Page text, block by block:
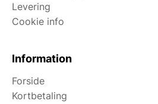
Levering
Cookie info
Information
Forside
Kortbetaling